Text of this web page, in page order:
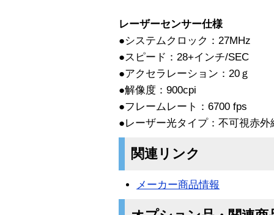
レーザーセンサー仕様
●システムクロック：27MHz
●スピード：28+インチ/SEC
●アクセラレーション：20ｇ
●解像度：900cpi
●フレームレート：6700 fps
●レーザー光タイプ：不可視赤外
関連リンク
メーカー商品情報